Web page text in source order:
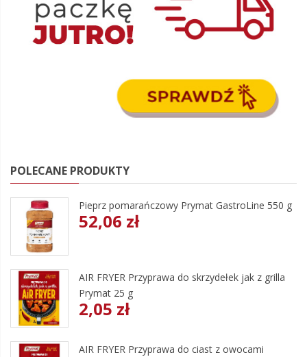
POLECANE PRODUKTY
Pieprz pomarańczowy Prymat GastroLine 550 g
52,06 zł
AIR FRYER Przyprawa do skrzydełek jak z grilla
Prymat 25 g
2,05 zł
AIR FRYER Przyprawa do ciast z owocami